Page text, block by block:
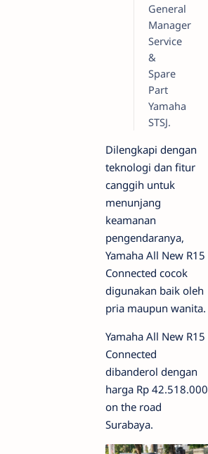
General
Manager
Service
&
Spare
Part
Yamaha
STSJ.
Dilengkapi dengan
teknologi dan fitur
canggih untuk
menunjang
keamanan
pengendaranya,
Yamaha All New R15
Connected cocok
digunakan baik oleh
pria maupun wanita.
Yamaha All New R15
Connected
dibanderol dengan
harga Rp 42.518.000
on the road
Surabaya.